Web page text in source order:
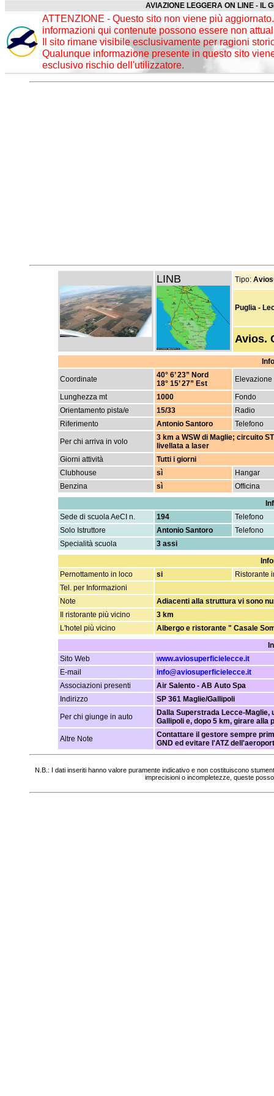
AVIAZIONE LEGGERA ON LINE - IL
ATTENZIONE - Questo sito non viene più
informazioni qui contenute possono essere non
Il sito rimane visibile esclusivamente per ragioni
Qualunque informazione presente in questo sito
esclusivo rischio dell'utilizzatore.
LINB Tipo:
Puglia -
Avios.
Coordinate
40° 6’ 23” Nord
18° 15’ 27” Est
Elevazione
Lunghezza mt 1000
Fondo
Orientamento pista/e
15/33
Radio
Riferimento
Antonio Santoro Telefono
Per chi arriva in volo
3 km a WSW di Maglie; circuito
livellata a laser
Giorni attività
Tutti i giorni
Clubhouse
sì
Hangar
Benzina
sì
Officina
Sede di scuola AeCI n.
194
Telefono
Solo Istruttore
Antonio Santoro
Telefono
Specialità scuola
3 assi
Pernottamento in loco
si
Ristorante
Tel. per Informazioni
Note
Adiacenti alla struttura vi sono
Il ristorante più vicino
3 km
L'hotel più vicino
Albergo e ristorante " Casale
Sito Web
www.aviosuperficielecce.it
E-mail
info@aviosuperficielecce.it
Associazioni presenti
Air Salento - AB Auto Spa
Indirizzo
SP 361 Maglie/Gallipoli
Per chi giunge in auto
Dalla Superstrada Lecce-
Gallipoli e, dopo 5 km, girare
Altre Note
Contattare il gestore sempre
GND ed evitare l'ATZ
N.B.: I dati inseriti hanno valore puramente indicativo e non costituiscono
imprecisioni o incompletezze, queste